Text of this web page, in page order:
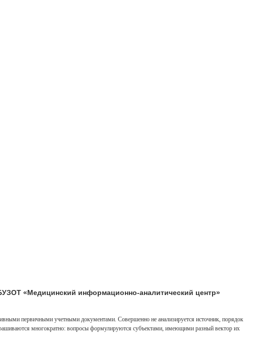
«Медицинский информационно-аналитический центр»
первичными учетными документами. Совершенно не анализируется источник, порядок
многократно: вопросы формулируются субъектами, имеющими разный вектор их